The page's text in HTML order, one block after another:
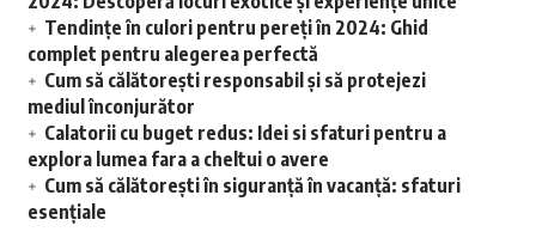
Tendințe în culori pentru pereți în 2024: Ghid
complet pentru alegerea perfectă
Cum să călătorești responsabil și să protejezi
mediul înconjurător
Calatorii cu buget redus: Idei si sfaturi pentru a
explora lumea fara a cheltui o avere
Cum să călătorești în siguranță în vacanță: sfaturi
esențiale